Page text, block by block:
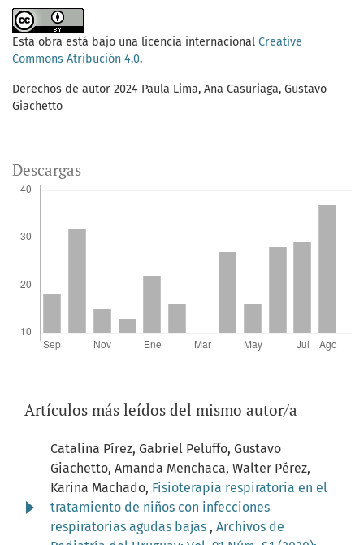
Esta obra está bajo una licencia internacional Creative
Commons Atribución 4.0.
Derechos de autor 2024 Paula Lima, Ana Casuriaga, Gustavo
Giachetto
Descargas
Artículos más leídos del mismo autor/a
Catalina Pírez, Gabriel Peluffo, Gustavo
Giachetto, Amanda Menchaca, Walter Pérez,
Karina Machado, Fisioterapia respiratoria en el
tratamiento de niños con infecciones
respiratorias agudas bajas , Archivos de